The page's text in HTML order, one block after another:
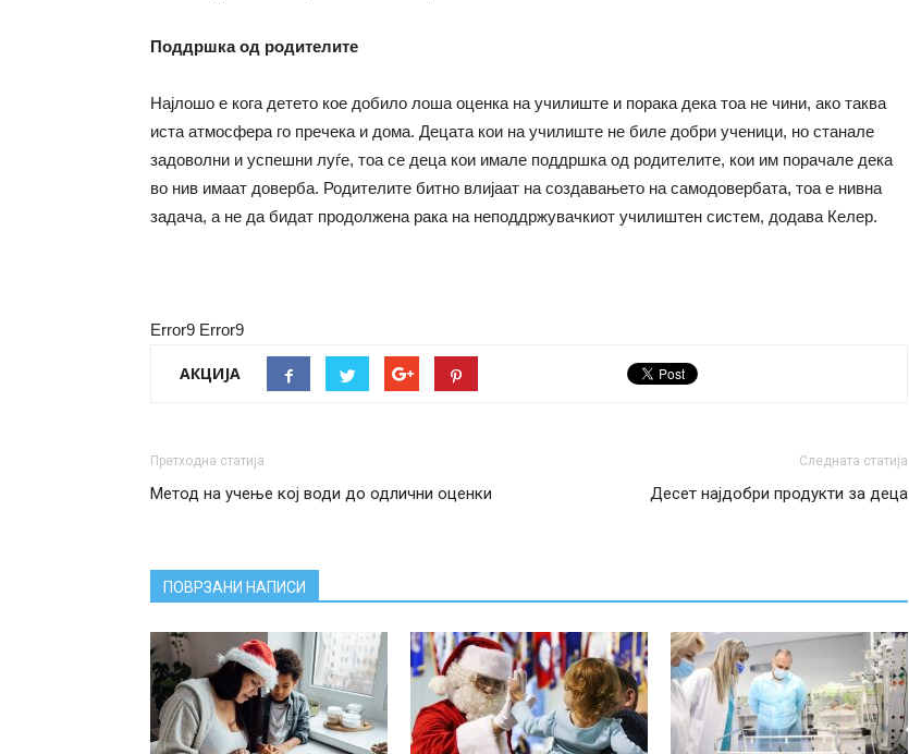
Поддршка од родителите
Најлошо е кога детето кое добило лоша оценка на училиште и порака дека тоа не чини, ако таква
иста атмосфера го пречека и дома. Децата кои на училиште не биле добри ученици, но станале
задоволни и успешни луѓе, тоа се деца кои имале поддршка од родителите, кои им порачале дека
во нив имаат доверба. Родителите битно влијаат на создавањето на самодовербата, тоа е нивна
задача, а не да бидат продолжена рака на неподдржувачкиот училиштен систем, додава Келер.
Error9 Error9
АКЦИЈА
Претходна статија
Метод на учење кој води до одлични оценки
Следната статија
Десет најдобри продукти за деца
ПОВРЗАНИ НАПИСИ